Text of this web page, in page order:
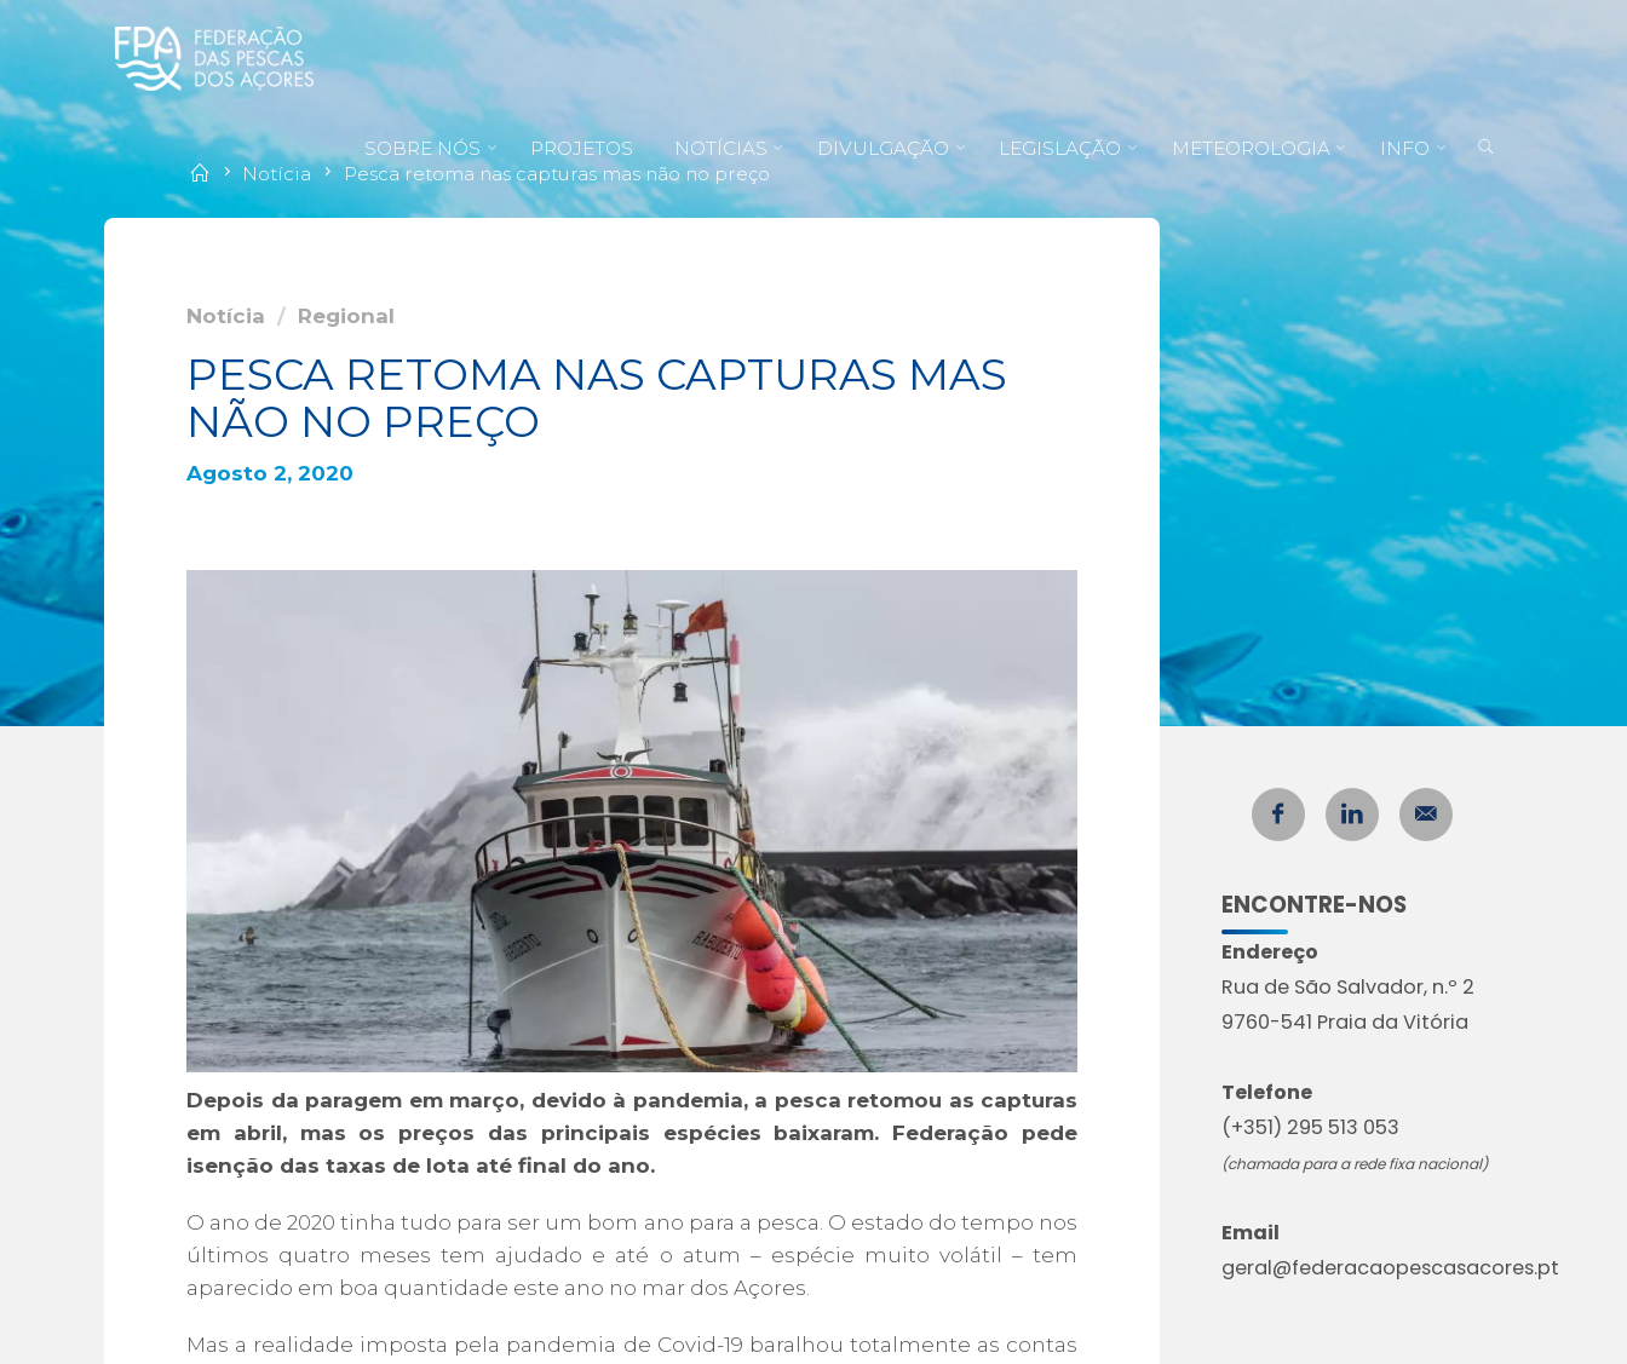
SOBRE NÓS PROJETOS NOTÍCIAS DIVULGAÇÃO LEGISLAÇÃO METEOROLOGIA
INFO
Notícia
Pesca retoma nas capturas mas não no preço
Notícia / Regional
PESCA RETOMA NAS CAPTURAS MAS
NÃO NO PREÇO
Agosto 2, 2020
Depois da paragem em março, devido à pandemia, a pesca retomou as capturas
em abril, mas os preços das principais espécies baixaram. Federação pede
isenção das taxas de lota até final do ano.
O ano de 2020 tinha tudo para ser um bom ano para a pesca. O estado do tempo nos
últimos quatro meses tem ajudado e até o atum – espécie muito volátil – tem
aparecido em boa quantidade este ano no mar dos Açores.
Mas a realidade imposta pela pandemia de Covid-19 baralhou totalmente as contas
ENCONTRE-NOS
Endereço
Rua de São Salvador, n.º 2
9760-541 Praia da Vitória
Telefone
(+351) 295 513 053
(chamada para a rede fixa nacional)
Email
geral@federacaopescasacores.pt